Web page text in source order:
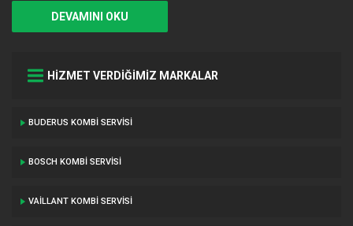
DEVAMINI OKU
HİZMET VERDİĞİMİZ MARKALAR
BUDERUS KOMBI SERVISI
BOSCH KOMBI SERVISI
VAILLANT KOMBI SERVISI